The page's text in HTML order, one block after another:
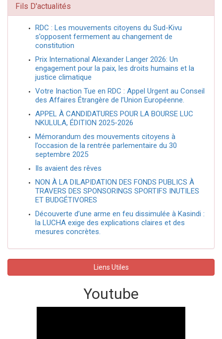
Fils D'actualités
RDC : Les mouvements citoyens du Sud-Kivu
s’opposent fermement au changement de
constitution
Prix International Alexander Langer 2026: Un
engagement pour la paix, les droits humains et la
justice climatique
Votre Inaction Tue en RDC : Appel Urgent au Conseil
des Affaires Étrangère de l’Union Européenne.
APPEL À CANDIDATURES POUR LA BOURSE LUC
NKULULA, ÉDITION 2025-2026
Mémorandum des mouvements citoyens à
l’occasion de la rentrée parlementaire du 30
septembre 2025
Ils avaient des rêves
NON À LA DILAPIDATION DES FONDS PUBLICS À
TRAVERS DES SPONSORINGS SPORTIFS INUTILES
ET BUDGÉTIVORES
Découverte d’une arme en feu dissimulée à Kasindi :
la LUCHA exige des explications claires et des
mesures concrètes.
Liens Utiles
Youtube